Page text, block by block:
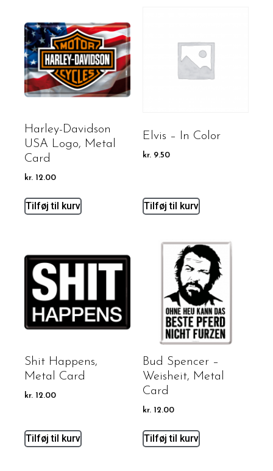
Harley-Davidson
USA Logo, Metal
Card
kr. 12.00
Tilføj til kurv
Elvis – In Color
kr. 9.50
Tilføj til kurv
Shit Happens,
Metal Card
kr. 12.00
Tilføj til kurv
Bud Spencer –
Weisheit, Metal
Card
kr. 12.00
Tilføj til kurv